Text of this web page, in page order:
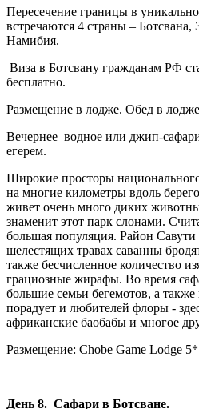
Пересечение границы в
встречаются 4 страны – Ботсвана,
Намибия.
Виза в Ботсвану гражданам РФ
бесплатно.
Размещение в лодже. Обед в
Вечернее водное или джип-
егерем.
Широкие просторы
на многие километры вдоль
живет очень много диких
знаменит этот парк слонами.
большая популяция. Район
шелестящих травах саванны
также бесчисленное количество
грациозные жирафы. Во время
большие семьи бегемотов, а
порадует и любителей флоры -
африканские баобабы и многое
Размещение: Сhobe Game Lodge
День 8. Сафари в Ботсване.